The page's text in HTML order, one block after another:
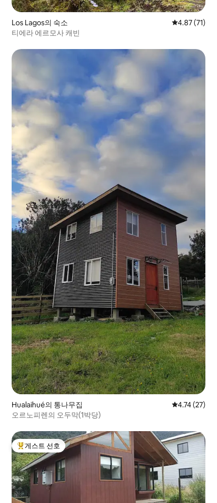
Los Lagos의 숙소 평점 4.87점
4.87 (71)
티에라 에르모사 캐빈
Hualaihué의 통나무집 평점 4.74점
4.74 (27)
오르노피렌의 오두막(1박당)
상위 게스트 선호
게스트 선호